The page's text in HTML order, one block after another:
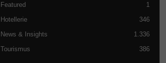
Featured
1
Hotellerie
346
News & Insights
1.336
Tourismus
386